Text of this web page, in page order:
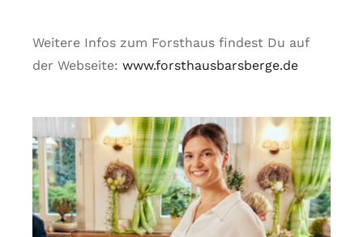
Weitere Infos zum Forsthaus findest Du auf
der Webseite: www.forsthausbarsberge.de